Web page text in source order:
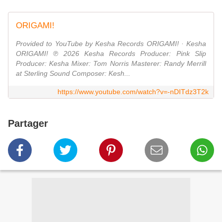
ORIGAMI!
Provided to YouTube by Kesha Records ORIGAMI! · Kesha
ORIGAMI! ℗ 2026 Kesha Records Producer: Pink Slip
Producer: Kesha Mixer: Tom Norris Masterer: Randy Merrill
at Sterling Sound Composer: Kesh...
https://www.youtube.com/watch?v=-nDITdz3T2k
Partager